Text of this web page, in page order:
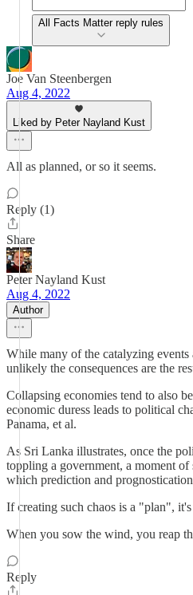
All Facts Matter reply rules
Joe Van Steenbergen
Aug 4, 2022
Liked by Peter Nayland Kust
All as planned, or so it seems.
Reply (1)
Share
Peter Nayland Kust
Aug 4, 2022
Author
While many of the catalyzing
unlikely the consequences are the
Collapsing economies tend to also
economic duress leads to political
Panama, et al.
As Sri Lanka illustrates, once the
toppling a government, a moment
which prediction and
If creating such chaos is a "plan",
When you sow the wind, you reap
Reply